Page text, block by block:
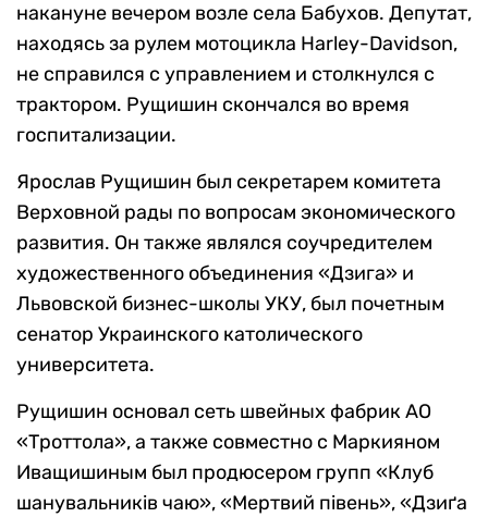
накануне вечером возле села Бабухов. Депутат,
находясь за рулем мотоцикла Harley-Davidson,
не справился с управлением и столкнулся с
трактором. Рущишин скончался во время
госпитализации.
Ярослав Рущишин был секретарем комитета
Верховной рады по вопросам экономического
развития. Он также являлся соучредителем
художественного объединения «Дзига» и
Львовской бизнес-школы УКУ, был почетным
сенатор Украинского католического
университета.
Рущишин основал сеть швейных фабрик АО
«Троттола», а также совместно с Маркияном
Иващишиным был продюсером групп «Клуб
шанувальників чаю», «Мертвий півень», «Дзиґа